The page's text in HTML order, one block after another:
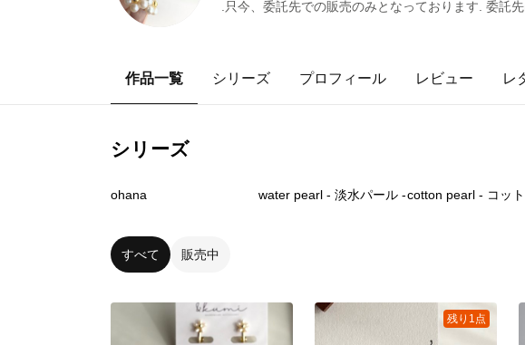
.只今、委託先での販売のみとなっております. 委託
作品一覧 シリーズ プロフィール レビュー レ
シリーズ
ohana water pearl - 淡水パール -
すべて 販売中
残り1点